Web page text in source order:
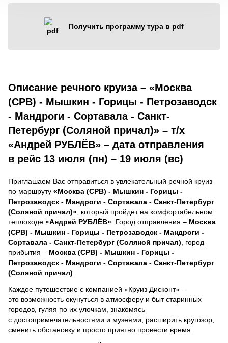
Получить программу тура в pdf
Описание речного круиза – «Москва
(СРВ) - Мышкин - Горицы - Петрозаводск
- Мандроги - Сортавала - Санкт-
Петербург (Соляной причал)» – т/х
«Андрей РУБЛЁВ» – дата отправления
в рейс 13 июля (пн) – 19 июля (вс)
Приглашаем Вас отправиться в увлекательный речной круиз
по маршруту «Москва (СРВ) - Мышкин - Горицы -
Петрозаводск - Мандроги - Сортавала - Санкт-Петербург
(Соляной причал)» , который пройдет на комфортабельном
теплоходе «Андрей РУБЛЁВ» . Город отправления – Москва
(СРВ) - Мышкин - Горицы - Петрозаводск - Мандроги -
Сортавала - Санкт-Петербург (Соляной причал) , город
прибытия – Москва (СРВ) - Мышкин - Горицы -
Петрозаводск - Мандроги - Сортавала - Санкт-Петербург
(Соляной причал)
Каждое путешествие с компанией «Круиз Дисконт» –
это возможность окунуться в атмосферу и быт старинных
городов, гуляя по их улочкам, знакомясь
с достопримечательностями и музеями, расширить кругозор,
сменить обстановку и просто приятно провести время.